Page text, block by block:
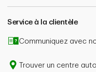
Service à la clientèle
Communiquez avec
Trouver un centre auto